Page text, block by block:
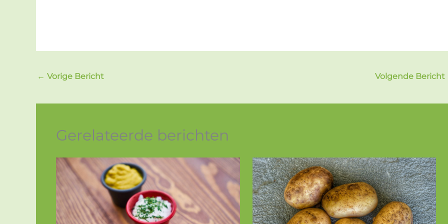
← Vorige Bericht Volgende Bericht
Gerelateerde berichten